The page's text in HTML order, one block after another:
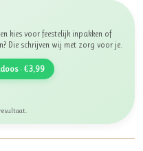
kies voor feestelijk inpakken of
Die schrijven wij met zorg voor je.
· €3,99